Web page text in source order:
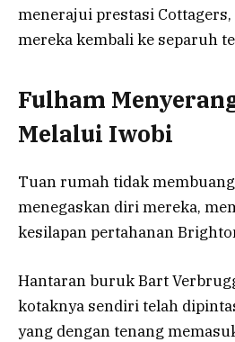
menerajui prestasi
mereka kembali ke separuh
Fulham
Melalui Iwobi
Tuan rumah tidak
menegaskan diri mereka,
kesilapan pertahanan
Hantaran buruk Bart
kotaknya sendiri telah
yang dengan tenang